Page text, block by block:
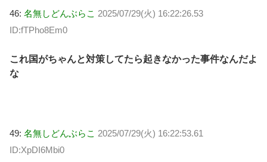
46: 名無しどんぶらこ 2025/07/29(火) 16:22:26.53
ID:fTPho8Em0
これ国がちゃんと対策してたら起きなかった事件なんだよ
な
49: 名無しどんぶらこ 2025/07/29(火) 16:22:53.61
ID:XpDI6Mbi0